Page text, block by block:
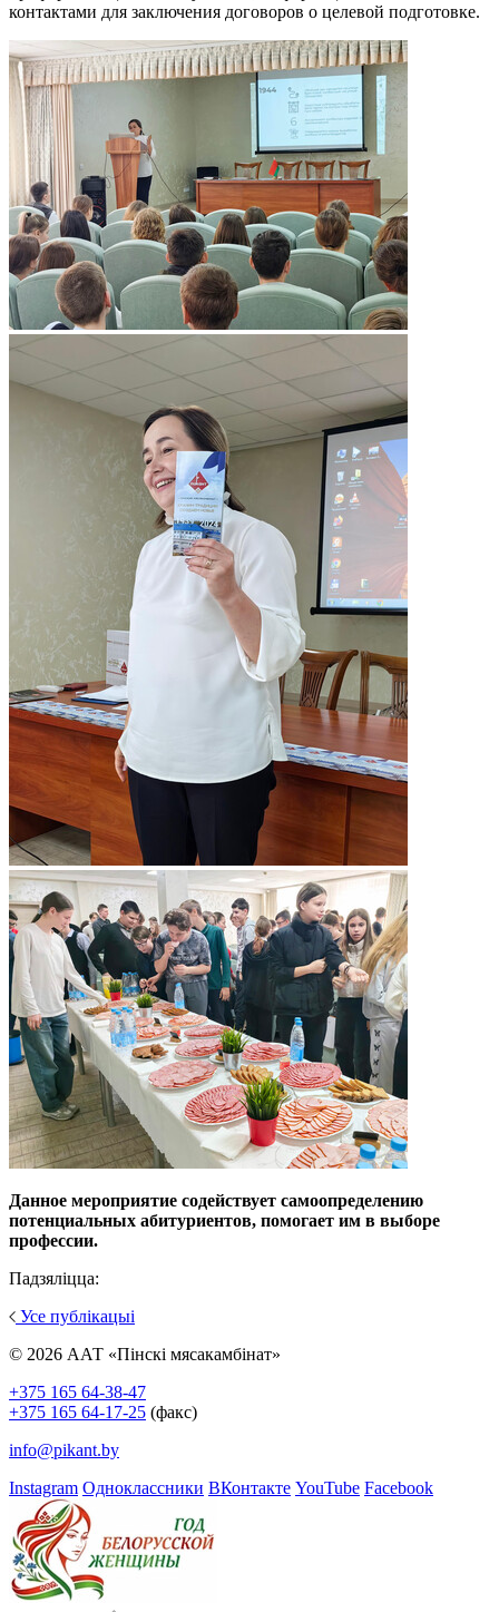
контактами для заключения договоров о целевой подготовке.
Данное мероприятие содействует самоопределению
потенциальных абитуриентов, помогает им в выборе
профессии.
Падзяліцца:
Усе публікацыі
© 2026 ААТ «Пінскі мясакамбінат»
+375 165 64-38-47
+375 165 64-17-25 (факс)
info@pikant.by
Instagram Одноклассники ВКонтакте YouTube Facebook